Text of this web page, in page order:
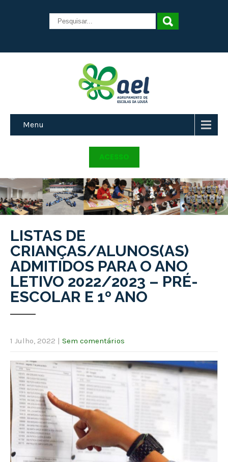
Menu
ACESSO
LISTAS DE
CRIANÇAS/ALUNOS(AS)
ADMITIDOS PARA O ANO
LETIVO 2022/2023 – PRÉ-
ESCOLAR E 1º ANO
1 Julho, 2022 | Sem comentários